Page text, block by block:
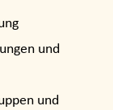
und
und